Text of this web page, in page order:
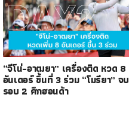
“จีโน่-อาฒยา” เครื่องติด หวด 8
อันเดอร์ ขึ้นที่ 3 ร่วม “โมรียา” จบ
รอบ 2 ศึกฮอนด้า